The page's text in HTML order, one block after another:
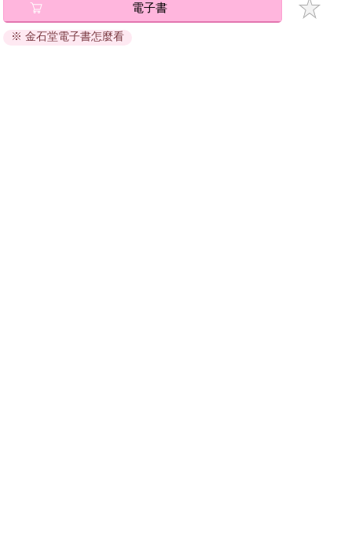
退換貨須知：
因版權保護，您在金石堂所購買的電子書僅能以金石堂專屬
電子書
※ 金石堂電子書怎麼看